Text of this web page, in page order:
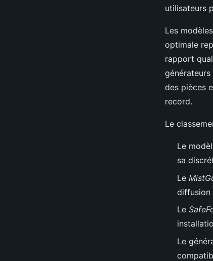
utilisateurs
Les
optimale
rapport
des pièces
record.
Le
Le
sa
Le
diffusion
Le
Le